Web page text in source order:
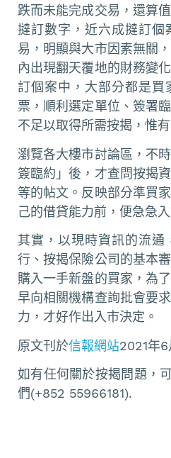
跌而未能完成交易，還算
撻訂數字，近六成撻訂個
易，明顯與大市因素無關
內出現翻天覆地的財務變
訂個案中，大部分都是買
票，順利選定單位、簽署
不足以取得所需按揭，惟有
瀏覽各大樓市討論區，不
簽臨約」後，才查問按揭
等的帖文。反映部分準買
己的借貸能力前，便急急入
其實，以現時資訊的流通
行、按揭保險公司的基本
購入一手新盤的買家，為
早向相關機構查詢批會要
力，才好作出入市決定。
原文刊於信報網站2021年6
如有任何關於按揭問題，
們(+852 55966181).